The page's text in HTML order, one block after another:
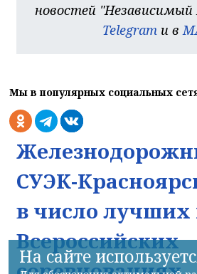
новостей "Независимый
Telegram и в
Мы в популярных социальных
СУЭК-
в число лучших
Всероссийских
На сайте